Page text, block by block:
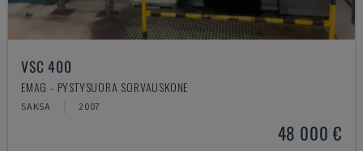
VSC 400
EMAG - PYSTYSUORA SORVAUSKONE
SAKSA 2007
48 000 €